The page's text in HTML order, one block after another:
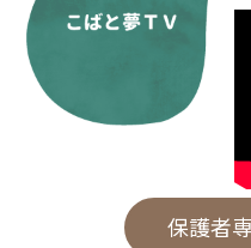
保護者